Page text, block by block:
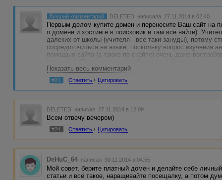
Лучший комментарий DELETED написала 27.11.2014 в 02:40
Первым делом купите домен и перенесите Ваш сайт на
о домене и хостинге в поисковик и там все найти).
далеких от школы (учителя - все-таки зануды), потому
сосредоточиться на языке, поскольку вопрос изучения
помощью сайта (а также по скайпу) очень даже
язык. И да, ошибки бы исправить надо, они есть, и
биржи, где можно заработать, и партнерки начинаются
Желаю удачи!
Показать весь комментарий
#21 Ответить / Цитировать
DELETED написал 27.11.2014 в 12:09
Всем отвечу вечером)
#24 Ответить / Цитировать
DeHuC_64 написал 30.11.2014 в 04:55
Мой совет, берите платный домен и делайте себе личный
статьи и всё такое, наращивайте посещалку, а потом